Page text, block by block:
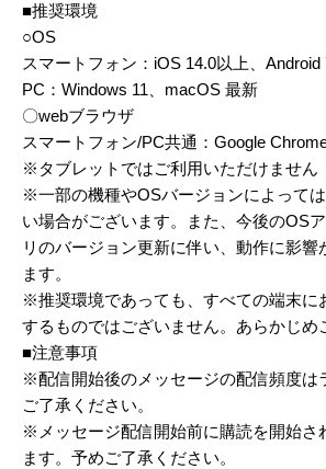
■推奨環境
○OS
スマートフォン：iOS 14.0以上、Android
PC：Windows 11、macOS 最新
〇webブラウザ
スマートフォン/PC共通：Google
※タブレットではご利用いただけません
※一部の機種やOSバージョンによって
い場合がございます。また、今後のOS
リのバージョン更新に伴い、動作に影響
ます。
※推奨環境であっても、すべての端末に
するものではございません。あらかじめ
■注意事項
※配信開始後のメッセージの配信頻度は
ご了承ください。
※メッセージ配信開始前に購読を開始さ
ます。予めご了承ください。